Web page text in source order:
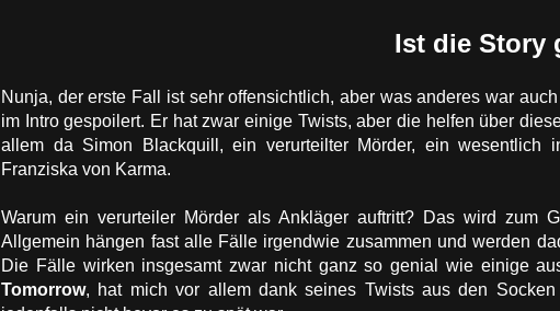
Ist die Story
Nunja, der erste Fall ist sehr offensichtlich, aber was anderes war
im Intro gespoilert. Er hat zwar einige Twists, aber die helfen über
allem da Simon Blackquill, ein verurteilter Mörder, ein wesentlich
Franziska von Karma.
Warum ein verurteiler Mörder als Ankläger auftritt? Das wird zum
Allgemein hängen fast alle Fälle irgendwie zusammen und werden
Die Fälle wirken insgesamt zwar nicht ganz so genial wie einige
Tomorrow, hat mich vor allem dank seines Twists aus den